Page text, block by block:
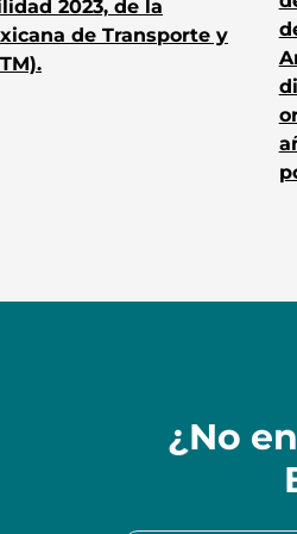
2023, de la
de Transporte y
¿No